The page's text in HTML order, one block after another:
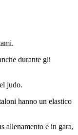
durante gli
judo.
hanno un elastico
allenamento e in gara,